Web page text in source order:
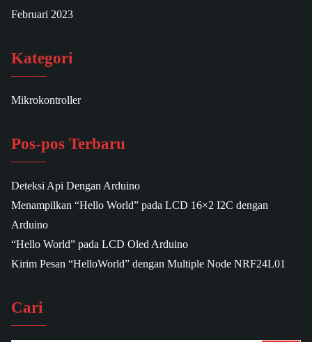
Februari 2023
Kategori
Mikrokontroller
Pos-pos Terbaru
Deteksi Api Dengan Arduino
Menampilkan “Hello World” pada LCD 16×2 I2C dengan
Arduino
“Hello World” pada LCD Oled Arduino
Kirim Pesan “HelloWorld” dengan Multiple Node NRF24L01
Cari